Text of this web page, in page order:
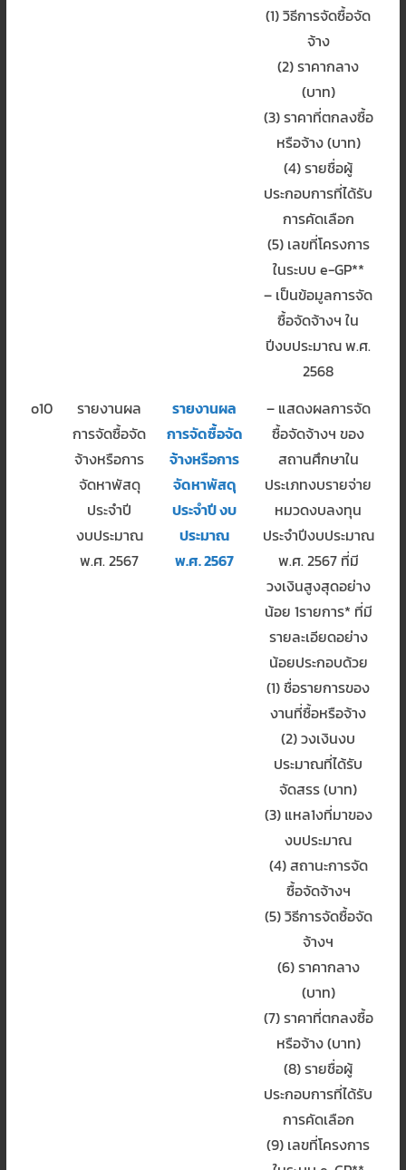
(1) วิธีการจัดซื้อจัด
จ้าง
(2) ราคากลาง
(บาท)
(3) ราคาที่ตกลงซื้อ
หรือจ้าง (บาท)
(4) รายชื่อผู้
ประกอบการที่ได้รับ
การคัดเลือก
(5) เลขที่โครงการ
ในระบบ e-GP**
– เป็นข้อมูลการจัด
ซื้อจัดจ้างฯ ใน
ปีงบประมาณ พ.ศ.
2568
o10
รายงานผล
การจัดซื้อจัด
จ้างหรือการ
จัดหาพัสดุ
ประจำปี
งบประมาณ
พ.ศ. 2567
รายงานผล
การจัดซื้อจัด
จ้างหรือการ
จัดหาพัสดุ
ประจำปี งบ
ประมาณ
พ.ศ. 2567
– แสดงผลการจัด
ซื้อจัดจ้างฯ ของ
สถานศึกษาใน
ประเภทงบรายจ่าย
หมวดงบลงทุน
ประจำปีงบประมาณ
พ.ศ. 2567 ที่มี
วงเงินสูงสุดอย่าง
น้อย 1รายการ* ที่มี
รายละเอียดอย่าง
น้อยประกอบด้วย
(1) ชื่อรายการของ
งานที่ซื้อหรือจ้าง
(2) วงเงินงบ
ประมาณที่ได้รับ
จัดสรร (บาท)
(3) แหล1งที่มาของ
งบประมาณ
(4) สถานะการจัด
ซื้อจัดจ้างฯ
(5) วิธีการจัดซื้อจัด
จ้างฯ
(6) ราคากลาง
(บาท)
(7) ราคาที่ตกลงซื้อ
หรือจ้าง (บาท)
(8) รายชื่อผู้
ประกอบการที่ได้รับ
การคัดเลือก
(9) เลขที่โครงการ